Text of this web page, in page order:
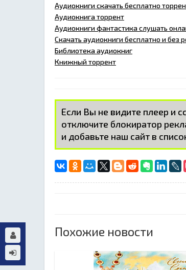
Аудиокниги скачать бесплатно
Аудиокнига торрент
Аудиокниги фантастика слушать
Скачать аудиокниги бесплатно и без
Библиотека аудиокниг
Книжный торрент
Если Вы не видите плеер и
отключите блокиратор
и добавьте наш сайт в
Похожие новости